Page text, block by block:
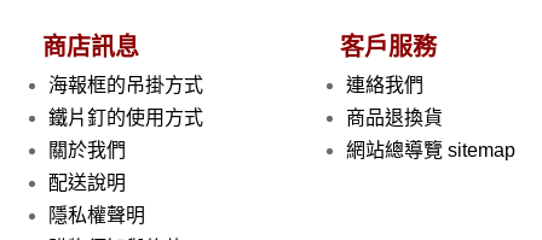
商店訊息
海報框的吊掛方式
鐵片釘的使用方式
關於我們
配送說明
隱私權聲明
客戶服務
連絡我們
商品退換貨
網站總導覽 sitemap